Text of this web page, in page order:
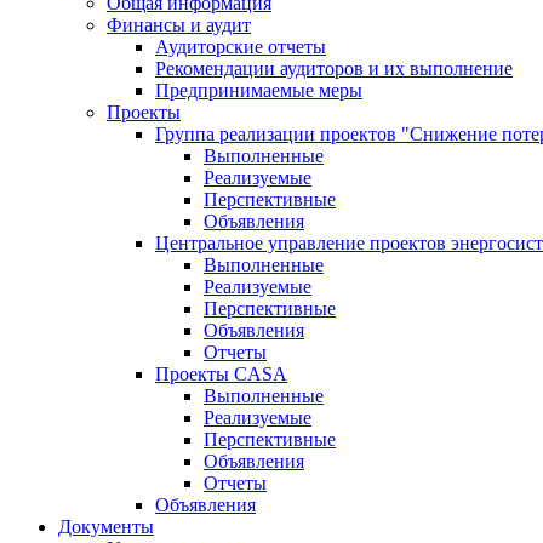
Финансы и аудит
Аудиторские отчеты
Рекомендации аудиторов и их выполнение
Предпринимаемые меры
Проекты
Группа реализации проектов "Снижение
Выполненные
Реализуемые
Перспективные
Объявления
Центральное управление проектов
Выполненные
Реализуемые
Перспективные
Объявления
Отчеты
Проекты CASA
Выполненные
Реализуемые
Перспективные
Объявления
Отчеты
Объявления
Документы